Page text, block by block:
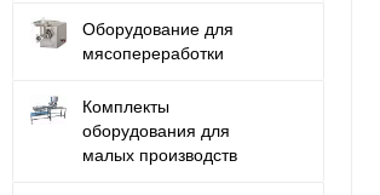
Оборудование для
мясопереработки
Комплекты
оборудования для
малых производств